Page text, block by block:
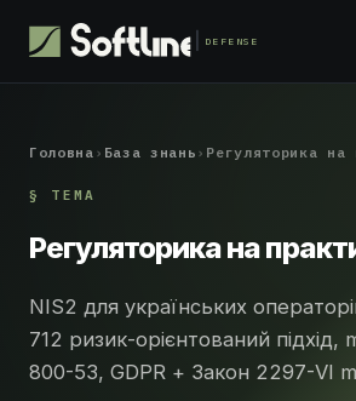
DEFENSE
Головна › База знань › Регуляторика на
§ ТЕМА
Регуляторика на
NIS2 для українських
712 ризик-орієнтований підхід,
800-53, GDPR + Закон 2297-VI